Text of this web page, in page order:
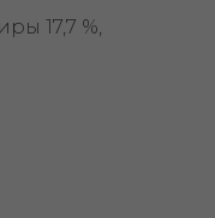
17,7 %,